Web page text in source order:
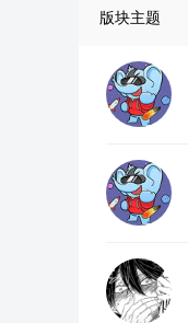
版块主题